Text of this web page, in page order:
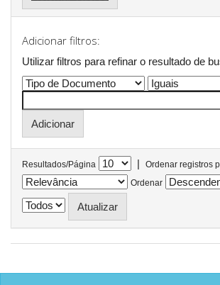
Adicionar filtros:
Utilizar filtros para refinar o resultado de
Resultados/Página |
Ordenar registros
Ordenar